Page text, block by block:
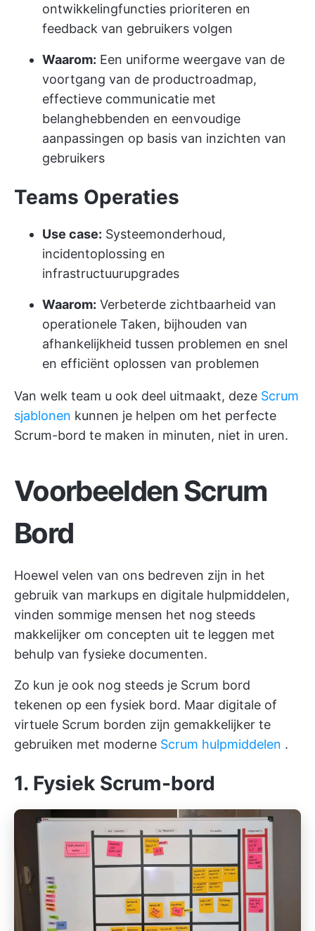
ontwikkelingfuncties prioriteren en
feedback van gebruikers volgen
Waarom: Een uniforme weergave van de
voortgang van de productroadmap,
effectieve communicatie met
belanghebbenden en eenvoudige
aanpassingen op basis van inzichten van
gebruikers
Teams Operaties
Use case: Systeemonderhoud,
incidentoplossing en
infrastructuurupgrades
Waarom: Verbeterde zichtbaarheid van
operationele Taken, bijhouden van
afhankelijkheid tussen problemen en snel
en efficiënt oplossen van problemen
Van welk team u ook deel uitmaakt, deze Scrum
sjablonen kunnen je helpen om het perfecte
Scrum-bord te maken in minuten, niet in uren.
Voorbeelden Scrum
Bord
Hoewel velen van ons bedreven zijn in het
gebruik van markups en digitale hulpmiddelen,
vinden sommige mensen het nog steeds
makkelijker om concepten uit te leggen met
behulp van fysieke documenten.
Zo kun je ook nog steeds je Scrum bord
tekenen op een fysiek bord. Maar digitale of
virtuele Scrum borden zijn gemakkelijker te
gebruiken met moderne Scrum hulpmiddelen .
1. Fysiek Scrum-bord